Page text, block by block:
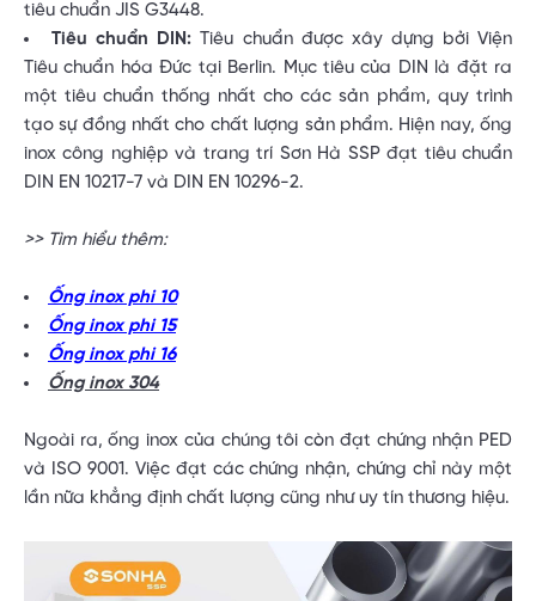
tiêu chuẩn JIS G3448.
Tiêu chuẩn DIN: Tiêu chuẩn được xây dựng bởi Viện
Tiêu chuẩn hóa Đức tại Berlin. Mục tiêu của DIN là đặt ra
một tiêu chuẩn thống nhất cho các sản phẩm, quy trình
tạo sự đồng nhất cho chất lượng sản phẩm. Hiện nay, ống
inox công nghiệp và trang trí Sơn Hà SSP đạt tiêu chuẩn
DIN EN 10217-7 và DIN EN 10296-2.
>> Tìm hiểu thêm:
Ống inox phi 10
Ống inox phi 15
Ống inox phi 16
Ống inox 304
Ngoài ra, ống inox của chúng tôi còn đạt chứng nhận PED
và ISO 9001. Việc đạt các chứng nhận, chứng chỉ này một
lần nữa khẳng định chất lượng cũng như uy tín thương hiệu.